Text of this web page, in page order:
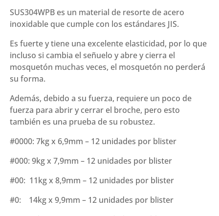
SUS304WPB es un material de resorte de acero
inoxidable que cumple con los estándares JIS.
Es fuerte y tiene una excelente elasticidad, por lo que
incluso si cambia el señuelo y abre y cierra el
mosquetón muchas veces, el mosquetón no perderá
su forma.
Además, debido a su fuerza, requiere un poco de
fuerza para abrir y cerrar el broche, pero esto
también es una prueba de su robustez.
#0000: 7kg x 6,9mm – 12 unidades por blister
#000: 9kg x 7,9mm – 12 unidades por blister
#00: 11kg x 8,9mm – 12 unidades por blister
#0: 14kg x 9,9mm – 12 unidades por blister